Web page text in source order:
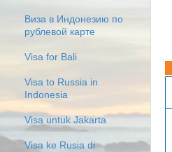
Виза в Индонезию по
рублевой карте
Visa for Bali
Visa to Russia in
Indonesia
Visa untuk Jakarta
Visa ke Rusia di